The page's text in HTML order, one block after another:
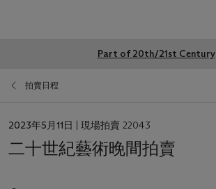
Global
Part of 20th/21st Century
拍賣日程
日
2023年5月11日 | 現場拍賣 22043
二十世紀藝術晚間拍賣